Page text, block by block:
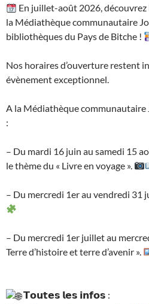
En juillet-août 2026,
la Médiathèque communautaire
bibliothèques du Pays de Bitche !
Nos horaires d’ouverture restent
évènement exceptionnel.
A la Médiathèque communautaire
:
– Du mardi 16 juin au samedi 15
le thème du « Livre en voyage ».
– Du mercredi 1er au vendredi 31
– Du mercredi 1er juillet au
Terre d’histoire et terre d’avenir ».
𝗧𝗼𝘂𝘁𝗲𝘀 𝗹𝗲𝘀 𝗶𝗻𝗳𝗼𝘀 :